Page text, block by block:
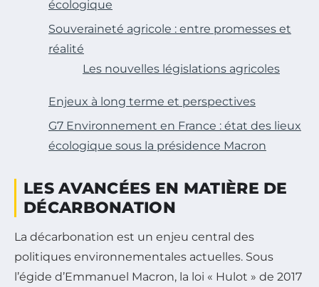
écologique
Souveraineté agricole : entre promesses et
réalité
Les nouvelles législations agricoles
Enjeux à long terme et perspectives
G7 Environnement en France : état des lieux
écologique sous la présidence Macron
LES AVANCÉES EN MATIÈRE DE
DÉCARBONATION
La décarbonation est un enjeu central des
politiques environnementales actuelles. Sous
l’égide d’Emmanuel Macron, la loi « Hulot » de 2017